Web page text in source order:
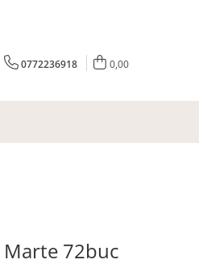
0772236918 0,00
72buc